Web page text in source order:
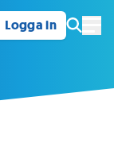
Logga in